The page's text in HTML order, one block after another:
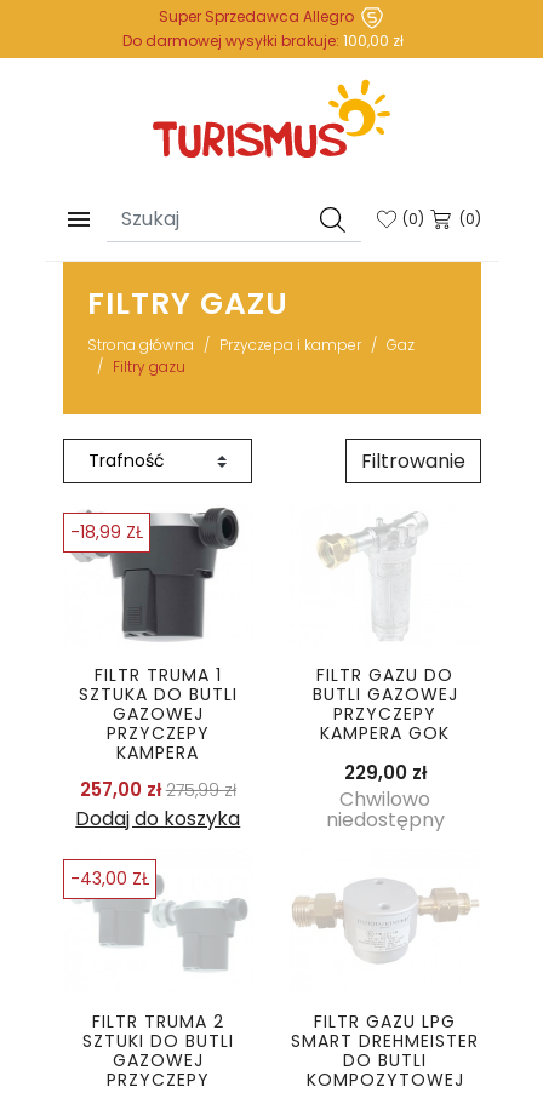
Do darmowej wysyłki brakuje: 100,00 zł
Super Sprzedawca Allegro
 (0) (0)
FILTRY GAZU
Strona główna Przyczepa i kamper
Gaz
Filtry gazu
Filtrowanie
FILTR TRUMA 1
SZTUKA DO BUTLI
GAZOWEJ
PRZYCZEPY
KAMPERA
257,00 złCena podstawowa
275,99 złCena
Dodaj do koszyka
-18,99 ZŁ
FILTR GAZU DO
BUTLI GAZOWEJ
PRZYCZEPY
KAMPERA GOK
229,00 złCena
Chwilowo
niedostępny
FILTR TRUMA 2
SZTUKI DO BUTLI
GAZOWEJ
PRZYCZEPY
-43,00 ZŁ
FILTR GAZU LPG
SMART DREHMEISTER
DO BUTLI
KOMPOZYTOWEJ